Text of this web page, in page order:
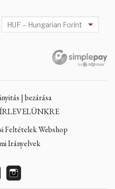
| bezárása
Feltételek Webshop
Irányelvek